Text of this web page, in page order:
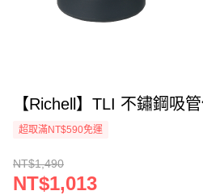
【Richell】TLI 不鏽鋼吸
超取滿NT$590免運
NT$1,490
NT$1,013